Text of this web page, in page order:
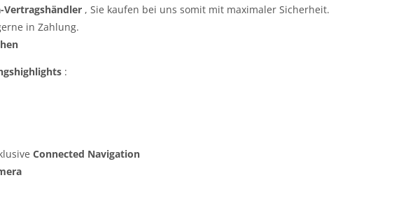
Vertragshändler , Sie kaufen bei uns somit mit maximaler Sicherheit.
in Zahlung.
:
Connected Navigation